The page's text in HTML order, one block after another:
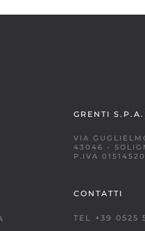
GRENTI
VIA
43046 -
P.IVA
CONTATTI
TEL +39 0525